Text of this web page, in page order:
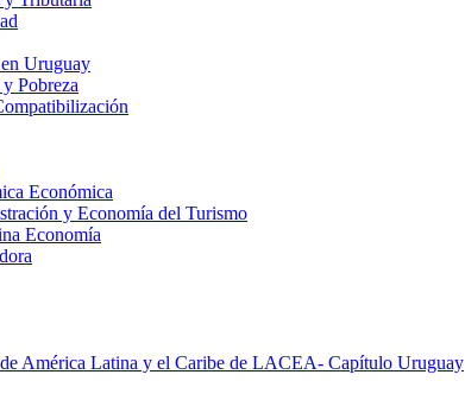
Uruguay
Pobreza
Económica
y Economía del Turismo
Economía
América Latina y el Caribe de LACEA- Capítulo Uruguay